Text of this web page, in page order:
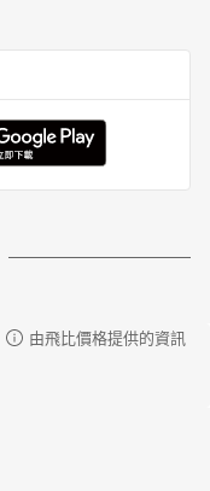
由飛比價格提供的資訊